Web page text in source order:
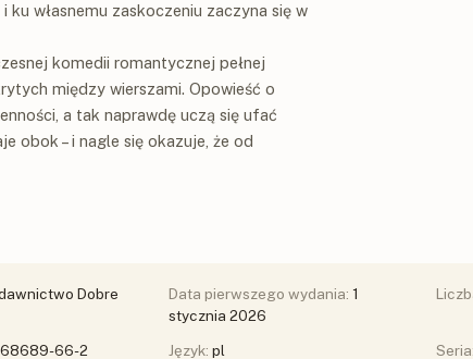
własnemu zaskoczeniu zaczyna się w
komedii romantycznej pełnej
między wierszami. Opowieść o
a tak naprawdę uczą się ufać
obok – i nagle się okazuje, że od
Dobre
Data pierwszego wydania: 1
stycznia 2026
66-2 Język: pl Seria: